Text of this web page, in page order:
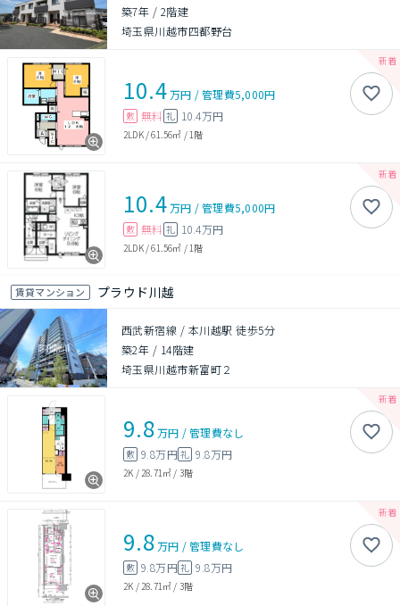
築7年 / 2階建
埼玉県川越市四都野台
10.4万円 /管理費5,000円
敷 無料 礼 10.4万円
2LDK/61.56㎡ / 1階
10.4万円 /管理費5,000円
敷 無料 礼 10.4万円
2LDK/61.56㎡ / 1階
賃貸マンション プラウド川越
西武新宿線 / 本川越駅 徒歩5分
築2年 / 14階建
埼玉県川越市新富町２
9.8万円 /管理費なし
敷 9.8万円礼 9.8万円
2K / 28.71㎡ / 3階
9.8万円 /管理費なし
敷 9.8万円礼 9.8万円
2K / 28.71㎡ / 3階